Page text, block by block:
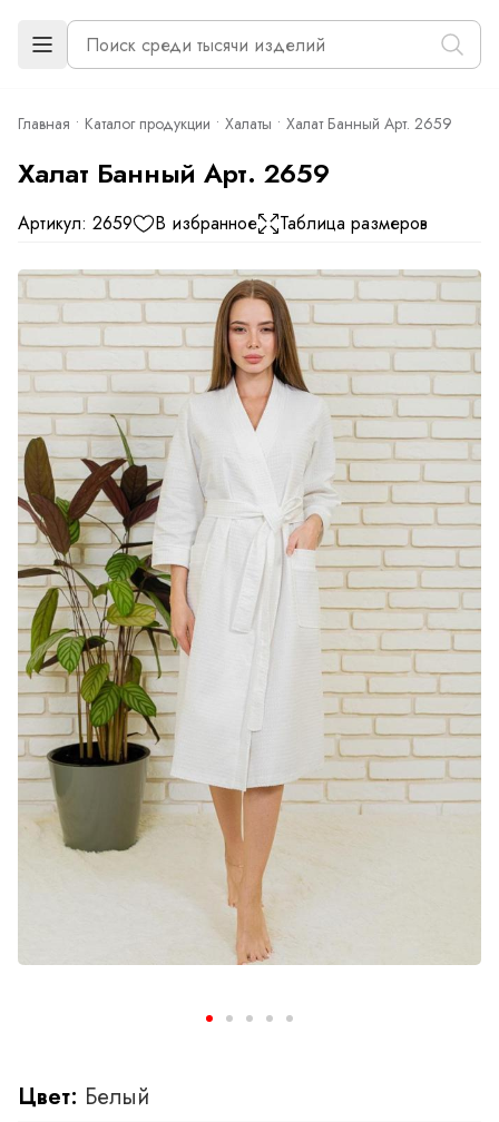
Главная Каталог продукции Халаты Халат Банный Арт. 2659
Халат Банный Арт. 2659
Артикул: 2659 В избранное Таблица размеров
Цвет: Белый